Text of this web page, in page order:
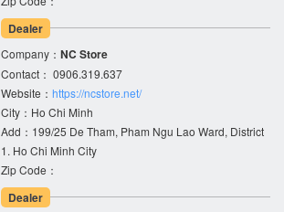
Dealer
Company： NC Store
Contact： 0906.319.637
Website： https://ncstore.net/
City：Ho Chi Minh
Add：199/25 De Tham, Pham Ngu Lao Ward, District
1. Ho Chi Minh City
Zip Code：
Dealer